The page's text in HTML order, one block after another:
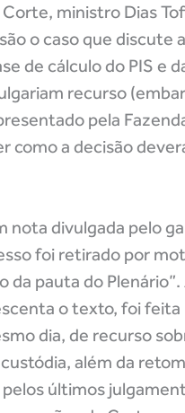
ministro Dias
o caso que discute
de cálculo do PIS e
recurso
pela
como a decisão
nota divulgada pelo
foi retirado por
da pauta do Plenário”.
o texto, foi feita
dia, de recurso
além da
pelos últimos